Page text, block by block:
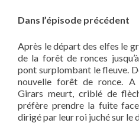
Dans l’épisode précédent
Après le départ des elfes le
de la forêt de ronces
pont surplombant le fleuve.
nouvelle forêt de ronce. A
Girars meurt, criblé de
préfère prendre la fuite
dirigé par leur roi juché sur le